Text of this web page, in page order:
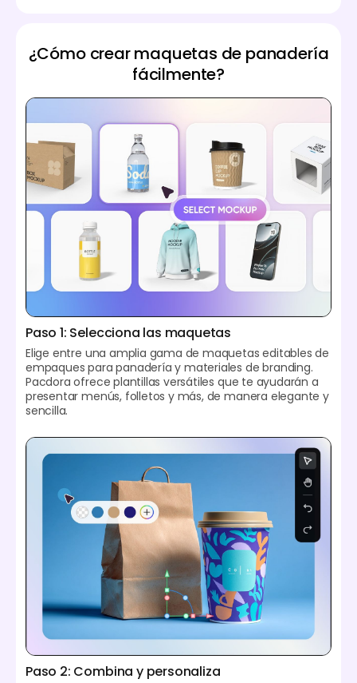
¿Cómo crear maquetas de panadería
fácilmente?
Paso 1: Selecciona las maquetas
Elige entre una amplia gama de maquetas editables de
empaques para panadería y materiales de branding.
Pacdora ofrece plantillas versátiles que te ayudarán a
presentar menús, folletos y más, de manera elegante y
sencilla.
Paso 2: Combina y personaliza